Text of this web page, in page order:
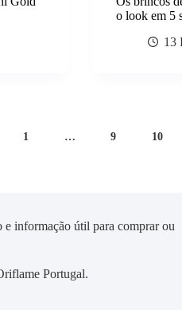
o look em 5
13
1 … 9 10
informação útil para comprar ou
Portugal.